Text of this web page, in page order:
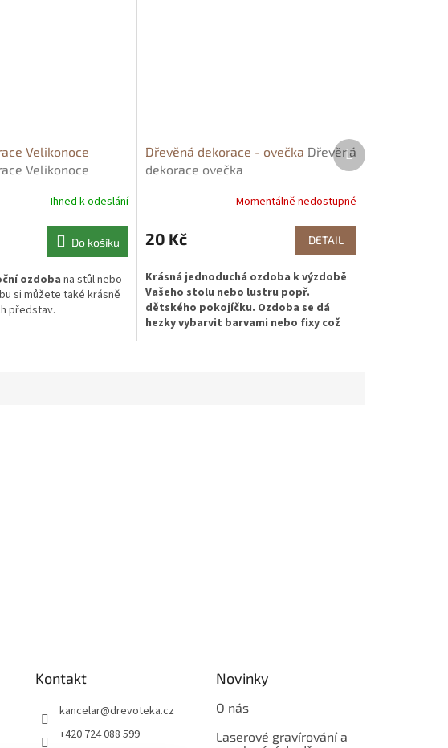
Velikonoce
Velikonoce
Ihned k odeslání
Do košíku
ozdoba na stůl nebo
si můžete také krásně
představ.
Dřevěná dekorace - ovečka Dřevěná
dekorace ovečka
Momentálně nedostupné
20 Kč DETAIL
Krásná jednoduchá ozdoba k výzdobě
Vašeho stolu nebo lustru popř.
dětského pokojíčku. Ozdoba se dá
hezky vybarvit barvami nebo fixy což
Další
produkt
Kontakt
kancelar@drevoteka.cz
+420 724 088 599
Novinky
O nás
Laserové gravírování a